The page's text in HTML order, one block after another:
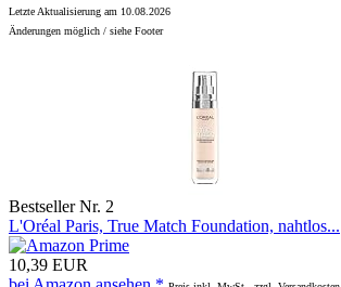
Letzte Aktualisierung am 10.08.2026
Änderungen möglich / siehe Footer
Bestseller Nr. 2
L'Oréal Paris, True Match Foundation, nahtlos...
10,39 EUR